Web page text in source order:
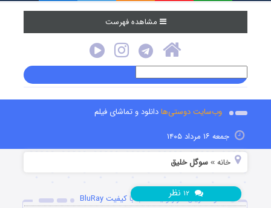
مشاهده فهرست
وب‌سایت دوستی‌هادانلود و تماشای فیلم
جمعه ۱۶ مرداد ۱۴۰۵
خانه »سوگل خلیق
دانلود سریال هزار و یک شب با کیفیت BluRay
۱۲ نظر